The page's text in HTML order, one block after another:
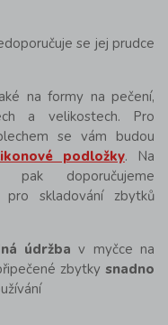
se jej prudce
na formy na pečení,
a velikostech. Pro
se vám budou
podložky. Na
pak doporučujeme
pro skladování zbytků
údržba v myčce na
zbytky snadno